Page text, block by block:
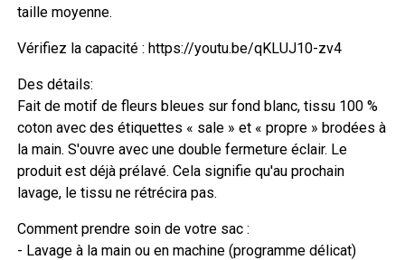
taille moyenne.
Vérifiez la capacité : https://youtu.be/qKLUJ10-zv4
Des détails:
Fait de motif de fleurs bleues sur fond blanc, tissu 100 %
coton avec des étiquettes « sale » et « propre » brodées à
la main. S'ouvre avec une double fermeture éclair. Le
produit est déjà prélavé. Cela signifie qu'au prochain
lavage, le tissu ne rétrécira pas.
Comment prendre soin de votre sac :
- Lavage à la main ou en machine (programme délicat)